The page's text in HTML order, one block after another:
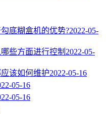
底糊盒机的优势?2022-05-
些方面进行控制 2022-05-
该如何维护2022-05-16
05-16
05-16